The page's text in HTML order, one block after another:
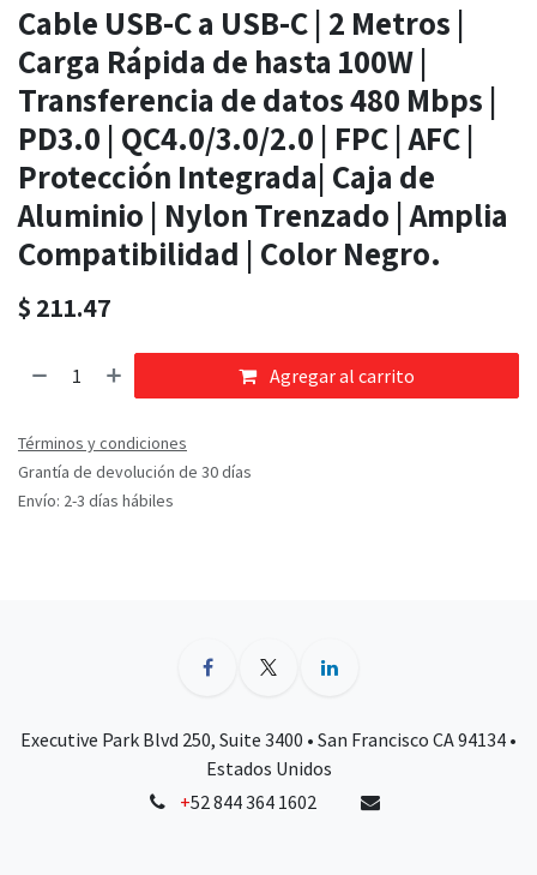
Cable USB-C a USB-C | 2 Metros |
Carga Rápida de hasta 100W |
Transferencia de datos 480 Mbps |
PD3.0 | QC4.0/3.0/2.0 | FPC | AFC |
Protección Integrada| Caja de
Aluminio | Nylon Trenzado | Amplia
Compatibilidad | Color Negro.
$ 211.47
Agregar al carrito
Términos y condiciones
Grantía de devolución de 30 días
Envío: 2-3 días hábiles
Executive Park Blvd 250, Suite 3400 • San Francisco CA 94134 •
Estados Unidos
+52 844 364 1602